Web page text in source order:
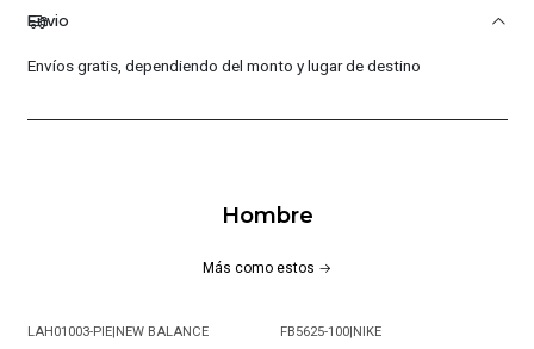
incluye el logo de la marca estampado en un lugar
¡Composición 100% poliéster!.
Envio
Envíos gratis, dependiendo del monto y lugar de destino
Hombre
Más como estos
LAH01003-PIE|NEW BALANCE FB5625-100|NIKE